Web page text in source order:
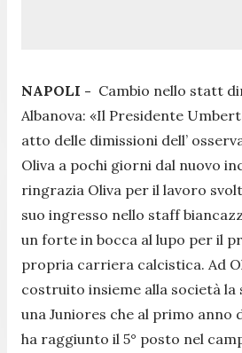
NAPOLI - Cambio nello statt
Albanova: «Il Presidente
atto delle dimissioni dell’
Oliva a pochi giorni dal nuovo
ringrazia Oliva per il lavoro
suo ingresso nello staff
un forte in bocca al lupo per il
propria carriera calcistica. Ad
costruito insieme alla società la
una Juniores che al primo anno
ha raggiunto il 5° posto nel